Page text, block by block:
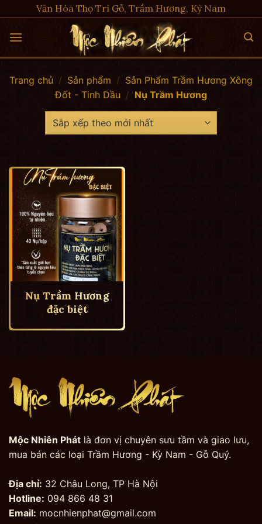
to
content
Văn Hóa Thọ Trì Gỗ, Trầm Hương, Kỳ Nam
Trang chủ / Sản phẩm / Sản Phẩm Trầm Hương Xông
Đốt - Tinh Dầu / Nụ Trầm Hương
Nụ Trầm Hương
đặc biệt
Mộc Nhiên Phát là đơn vị chuyên sưu tầm và giao lưu,
mua bán các loại Trầm Hương - Kỳ Nam - Gỗ Quý.
Địa chỉ: 32 Châu Long, TP Hà Nội
Hotline: 094 866 48 31
Email: mocnhienphat@gmail.com